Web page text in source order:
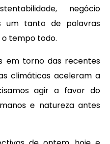
negócio
um tanto de palavras
tempo todo.
em torno das recentes
climáticas aceleram a
agir a favor do
e natureza antes